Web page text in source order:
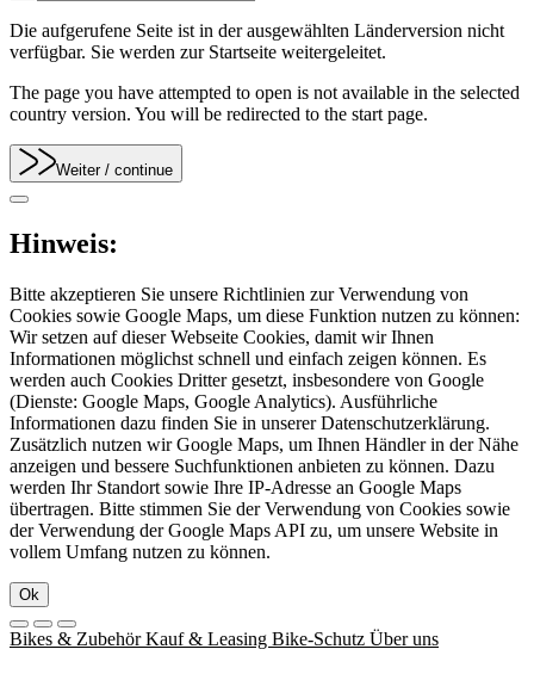
Die aufgerufene Seite ist in der ausgewählten Länderversion nicht
verfügbar. Sie werden zur Startseite weitergeleitet.
The page you have attempted to open is not available in the selected
country version. You will be redirected to the start page.
Weiter / continue
Hinweis:
Bitte akzeptieren Sie unsere Richtlinien zur Verwendung von
Cookies sowie Google Maps, um diese Funktion nutzen zu können:
Wir setzen auf dieser Webseite Cookies, damit wir Ihnen
Informationen möglichst schnell und einfach zeigen können. Es
werden auch Cookies Dritter gesetzt, insbesondere von Google
(Dienste: Google Maps, Google Analytics). Ausführliche
Informationen dazu finden Sie in unserer Datenschutzerklärung.
Zusätzlich nutzen wir Google Maps, um Ihnen Händler in der Nähe
anzeigen und bessere Suchfunktionen anbieten zu können. Dazu
werden Ihr Standort sowie Ihre IP-Adresse an Google Maps
übertragen. Bitte stimmen Sie der Verwendung von Cookies sowie
der Verwendung der Google Maps API zu, um unsere Website in
vollem Umfang nutzen zu können.
Ok
Bikes & ZubehörKauf & Leasing Bike-Schutz Über uns